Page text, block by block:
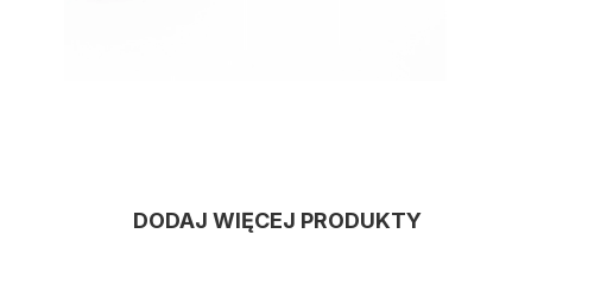
DODAJ WIĘCEJ PRODUKTY